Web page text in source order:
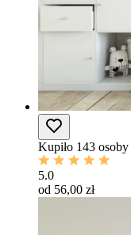
Kupiło 143 osoby
5.0
od 56,00 zł